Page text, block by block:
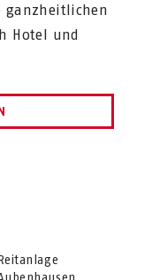
ganzheitlichen
Hotel und